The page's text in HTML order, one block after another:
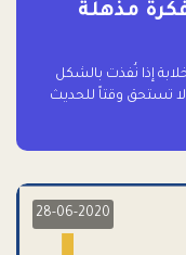
مذهلة
إذا نُفذت بالشكل
لا تستحق وقتاً للحديث
28-06-2020